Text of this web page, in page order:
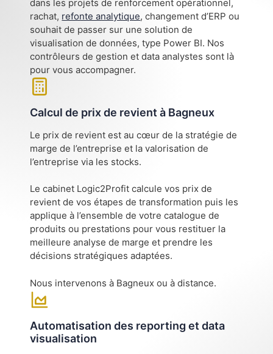
dans les projets de renforcement opérationnel,
rachat, refonte analytique, changement d’ERP ou
souhait de passer sur une solution de
visualisation de données, type Power BI. Nos
contrôleurs de gestion et data analystes sont là
pour vous accompagner.
Calcul de prix de revient à Bagneux
Le prix de revient est au cœur de la stratégie de
marge de l’entreprise et la valorisation de
l’entreprise via les stocks.
Le cabinet Logic2Profit calcule vos prix de
revient de vos étapes de transformation puis les
applique à l’ensemble de votre catalogue de
produits ou prestations pour vous restituer la
meilleure analyse de marge et prendre les
décisions stratégiques adaptées.
Nous intervenons à Bagneux ou à distance.
Automatisation des reporting et data
visualisation